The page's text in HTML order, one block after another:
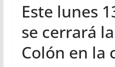
Este lunes
se cerrará
Colón en la